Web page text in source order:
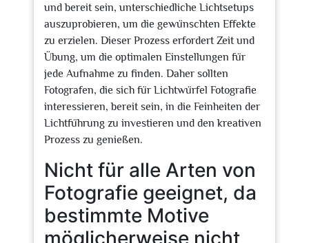
und bereit sein, unterschiedliche Lichtsetups
auszuprobieren, um die gewünschten Effekte
zu erzielen. Dieser Prozess erfordert Zeit und
Übung, um die optimalen Einstellungen für
jede Aufnahme zu finden. Daher sollten
Fotografen, die sich für Lichtwürfel Fotografie
interessieren, bereit sein, in die Feinheiten der
Lichtführung zu investieren und den kreativen
Prozess zu genießen.
Nicht für alle Arten von
Fotografie geeignet, da
bestimmte Motive
möglicherweise nicht